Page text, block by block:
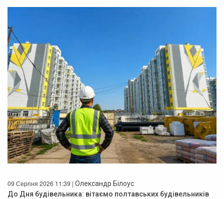
09 Серпня 2026 11:39 | Олександр Білоус
До Дня будівельника: вітаємо полтавських будівельників